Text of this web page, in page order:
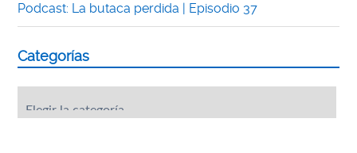
Podcast: La butaca perdida | Episodio 37
Categorías